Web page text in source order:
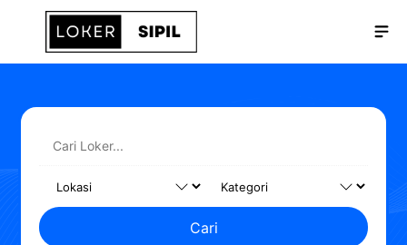
Langsung
Cari